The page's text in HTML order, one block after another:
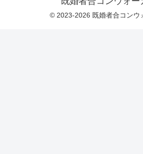
© 2023-2026 既婚者合コンウ